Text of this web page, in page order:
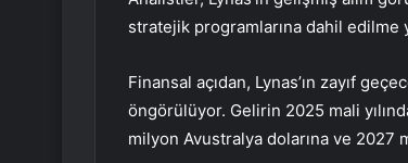
stratejik programlarına dahil
Finansal açıdan, Lynas’ın zayıf
öngörülüyor. Gelirin 2025 mali
milyon Avustralya dolarına ve 2027